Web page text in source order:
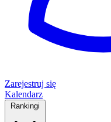
Zarejestruj się
Kalendarz
Rankingi